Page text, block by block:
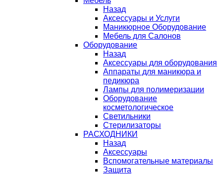
Назад
Аксессуары и Услуги
Маникюрное Оборудование
Мебель для Салонов
Оборудование
Назад
Аксессуары для оборудования
Аппараты для маникюра и
педикюра
Лампы для полимеризации
Оборудование
косметологическое
Светильники
Стерилизаторы
РАСХОДНИКИ
Назад
Аксессуары
Вспомогательные материалы
Защита